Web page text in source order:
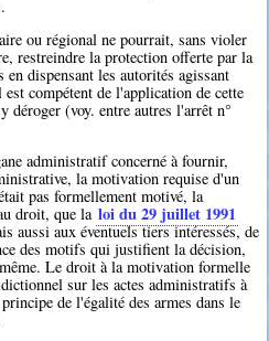
ou régional ne pourrait, sans violer
restreindre la protection offerte par la
dispensant les autorités agissant
compétent de l'application de cette
déroger (voy. entre autres l'arrêt n°
administratif concerné à fournir,
la motivation requise d'un
pas formellement motivé, la
droit, que la loi du 29 juillet 1991
aussi aux éventuels tiers intéressés, de
des motifs qui justifient la décision,
Le droit à la motivation formelle
sur les actes administratifs à
de l'égalité des armes dans le